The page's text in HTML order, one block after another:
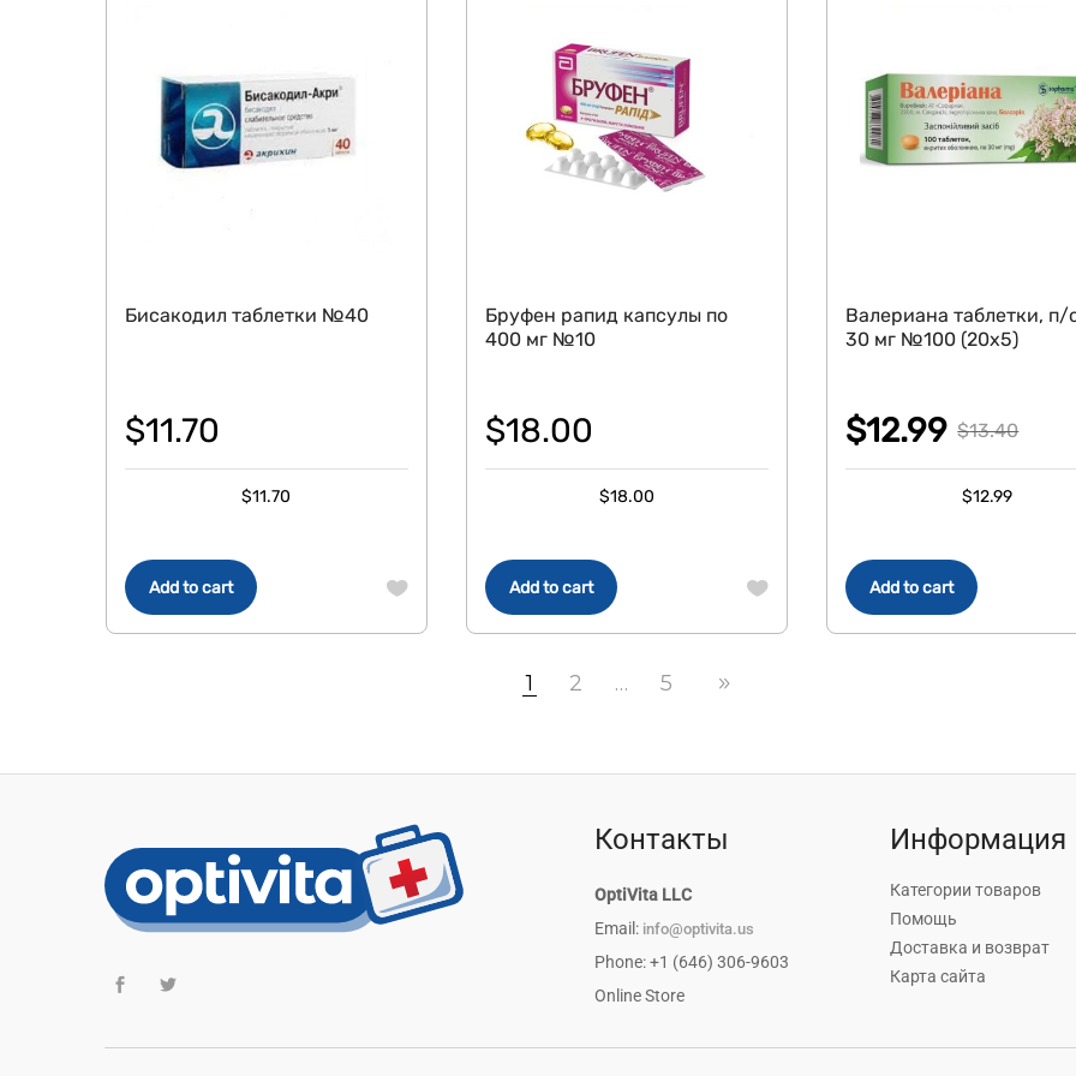
Add to cart
Бисакодил таблетки №40
$11.70
$11.70
Add to cart
Бруфен рапид капсулы по
400 мг №10
$18.00
$18.00
Add to cart
Валериана таблетки, п/
30 мг №100 (20х5)
$13.40
Original
was:
$13.40.
$12.99
Current
is:
$12.99.
$12.99
1 2 … 5
Контакты
OptiVita LLC
Email: info@optivita.us
Phone: +1 (646) 306-9603
Online Store
Информация
Категории товаров
Помощь
Доставка и возврат
Карта сайта